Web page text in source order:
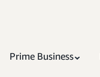
Prime Business